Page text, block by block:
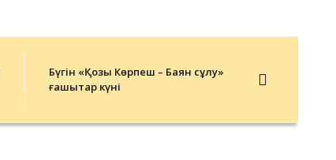
Бүгін «Қозы Көрпеш – Баян сұлу»
ғашықтар күні